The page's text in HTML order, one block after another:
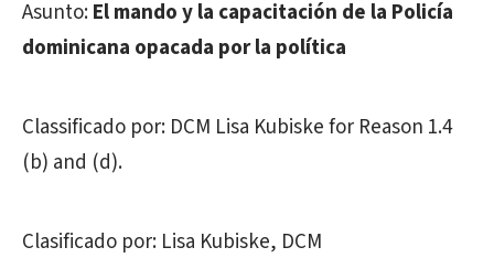
Asunto:El mando y la capacitación de la Policía
dominicana opacada por la política
Classificado por: DCM Lisa Kubiske for Reason 1.4
(b) and (d).
Clasificado por: Lisa Kubiske, DCM